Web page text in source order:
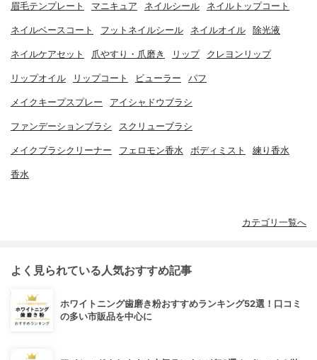
眉毛テンプレート マニキュア ネイルシール ネイルトップコート
ネイルベースコート フットネイルシール ネイルオイル 除光液
ネイルケアセット 爪やすり・爪磨き リップ クレヨンリップ
リップオイル リップコート ビューラー パフ
メイクキープスプレー アイシャドウブラシ
ファンデーションブラシ スクリューブラシ
メイクブラシクリーナー フェロモン香水 ボディミスト 練り香水
香水
カテゴリ一覧へ
よく見られている人気おすすめ記事
ホワイトニング歯磨き粉おすすめランキング52選！口コミ
の多い市販品を中心に